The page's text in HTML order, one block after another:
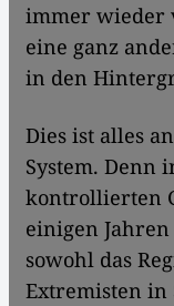
immer wieder
eine ganz
in den
Dies ist alles
System. Denn
kontrollierten
einigen
sowohl das
Extremisten in